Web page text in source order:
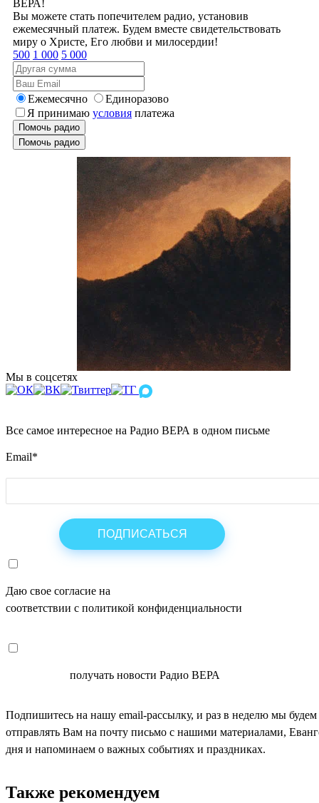
ВЕРА!
Вы можете стать попечителем радио, установив
ежемесячный платеж. Будем вместе свидетельствовать
миру о Христе, Его любви и милосердии!
500 1 000 5 000
Ежемесячно
Единоразово
Я принимаю условия платежа
Помочь радио
Помочь радио
Мы в соцсетях
Все самое интересное на Радио ВЕРА в одном письме
Email*
Даю свое согласие на
соответствии с политикой конфиденциальности
получать новости Радио ВЕРА
Подпишитесь на нашу email-рассылку, и раз в неделю мы будем
отправлять Вам на почту письмо с нашими материалами,
дня и напоминаем о важных событиях и праздниках.
Также рекомендуем